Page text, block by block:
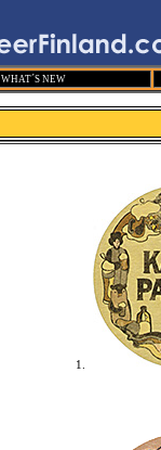
WHAT´S NEW
1.